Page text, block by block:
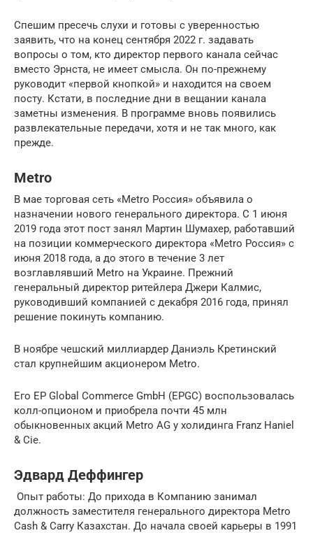
Спешим пресечь слухи и готовы с уверенностью
заявить, что на конец сентября 2022 г. задавать
вопросы о том, кто директор первого канала сейчас
вместо Эрнста, не имеет смысла. Он по-прежнему
руководит «первой кнопкой» и находится на своем
посту. Кстати, в последние дни в вещании канала
заметны изменения. В программе вновь появились
развлекательные передачи, хотя и не так много, как
прежде.
Metro
В мае торговая сеть «Metro Россия» объявила о
назначении нового генерального директора. С 1 июня
2019 года этот пост занял Мартин Шумахер, работавший
на позиции коммерческого директора «Metro Россия» с
июня 2018 года, а до этого в течение 3 лет
возглавлявший Metro на Украине. Прежний
генеральный директор ритейлера Джери Калмис,
руководивший компанией с декабря 2016 года, принял
решение покинуть компанию.
В ноябре чешский миллиардер Даниэль Кретинский
стал крупнейшим акционером Metro.
Его EP Global Commerce GmbH (EPGC) воспользовалась
колл-опционом и приобрела почти 45 млн
обыкновенных акций Metro AG у холидинга Franz Haniel
& Cie.
Эдвард Деффингер
Опыт работы: До прихода в Компанию занимал
должность заместителя генерального директора Metro
Cash & Carry Казахстан. До начала своей карьеры в 1991